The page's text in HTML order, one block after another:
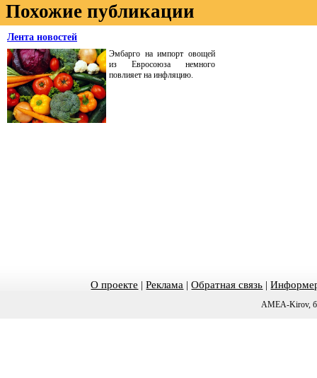
Похожие публикации
Лента новостей
Эмбарго на импорт овощей
из Евросоюза немного
повлияет на инфляцию.
О проекте |Реклама |Обратная связь |
AMEA-Kirov,